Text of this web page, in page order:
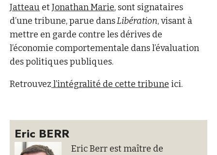
Jatteau etJonathan Marie, sont signataires
d’une tribune, parue dansLibération, visant à
mettre en garde contre les dérives de
l’économie comportementale dans l’évaluation
des politiques publiques.
Retrouvez l’intégralité de cette tribune ici.
Eric BERR
Eric Berr est maître de